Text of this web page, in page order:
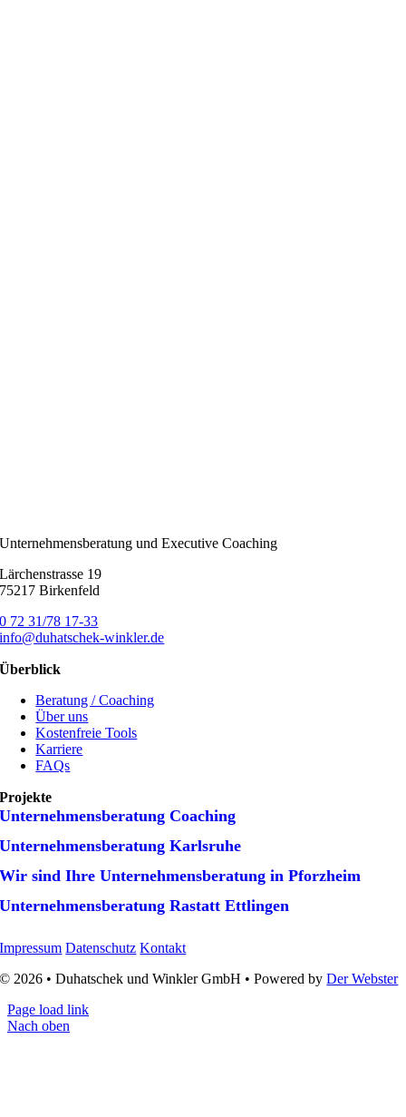
Unternehmensberatung und Executive Coaching
Lärchenstrasse 19
75217 Birkenfeld
0 72 31/78 17-33
info@duhatschek-winkler.de
Überblick
Beratung / Coaching
Über uns
Kostenfreie Tools
Karriere
FAQs
Projekte
Unternehmens­beratung Coaching
Unternehmens­beratung Karlsruhe
Wir sind Ihre Unternehmens­beratung in Pforzheim
Unternehmens­beratung Rastatt Ettlingen
Impressum Datenschutz Kontakt
© 2026 • Duhatschek und Winkler GmbH • Powered byDer Webster
Page load link
Nach oben